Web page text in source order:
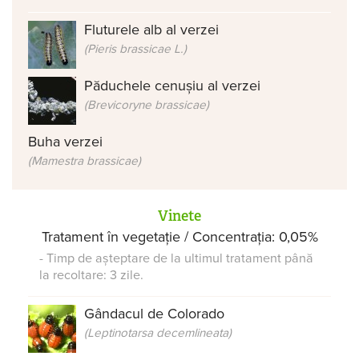
Fluturele alb al verzei
(Pieris brassicae L.)
Păduchele cenușiu al verzei
(Brevicoryne brassicae)
Buha verzei
(Mamestra brassicae)
Vinete
Tratament în vegetație / Concentrația: 0,05%
- Timp de așteptare de la ultimul tratament până
la recoltare: 3 zile.
Gândacul de Colorado
(Leptinotarsa decemlineata)